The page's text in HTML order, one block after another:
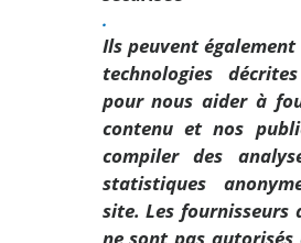
.
Ils peuvent
technologies
pour nous aider à
contenu et nos
compiler des
statistiques
site. Les fournisseurs
ne sont pas autorisés